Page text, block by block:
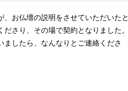
お仏壇の説明をさせていただいたと
さり、その場で契約となりました。
したら、なんなりとご連絡くださ